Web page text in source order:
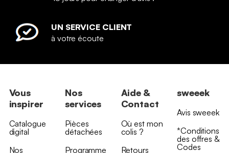
UN SERVICE CLIENT
à votre écoute
Vous
inspirer
Catalogue
digital
Nos
Nos
services
Pièces
détachées
Programme
Aide &
Contact
Où est mon
colis ?
Retours
sweeek
Avis sweeek
*Conditions
des offres &
Codes